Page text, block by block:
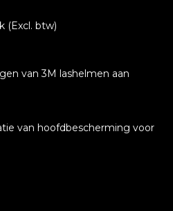
(Excl. btw)
van 3M lashelmen aan
van hoofdbescherming voor